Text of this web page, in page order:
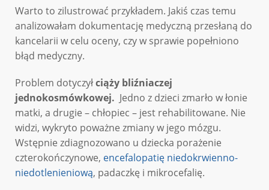
Warto to zilustrować przykładem. Jakiś czas temu
analizowałam dokumentację medyczną przesłaną do
kancelarii w celu oceny, czy w sprawie popełniono
błąd medyczny.
Problem dotyczyłciąży bliźniaczej
jednokosmówkowej. Jedno z dzieci zmarło w łonie
matki, a drugie – chłopiec – jest rehabilitowane. Nie
widzi, wykryto poważne zmiany w jego mózgu.
Wstępnie zdiagnozowano u dziecka porażenie
czterokończynowe, encefalopatię niedokrwienno-
niedotlenieniową, padaczkę i mikrocefalię.